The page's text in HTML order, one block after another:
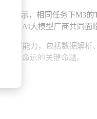
显示，相同任务下M3的
为AI大模型厂商共同面
流程能力，包括数据解析
业命运的关键命题。